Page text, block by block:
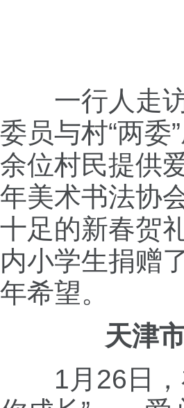
一行人走
委员与村“两
余位村民提供
年美术书法协
十足的新春贺
内小学生捐赠
年希望。
天津
1月26日